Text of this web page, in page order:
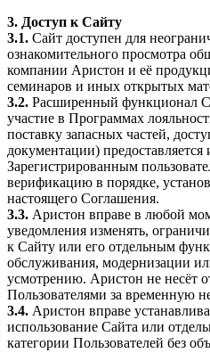
3. Доступ к Сайту
3.1. Сайт доступен для
ознакомительного просмотра
компании Аристон и её
семинаров и иных открытых
3.2. Расширенный функционал
участие в Программах
поставку запасных частей,
документации)
Зарегистрированным
верификацию в порядке,
настоящего Соглашения.
3.3. Аристон вправе в любой
уведомления изменять,
к Сайту или его отдельным
обслуживания, модернизации
усмотрению. Аристон не несёт
Пользователями за временную
3.4. Аристон вправе
использование Сайта или
категории Пользователей без